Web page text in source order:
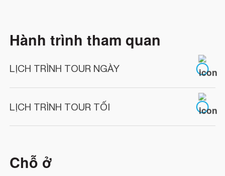
Hành trình tham quan
LỊCH TRÌNH TOUR NGÀY
LỊCH TRÌNH TOUR TỐI
Chỗ ở